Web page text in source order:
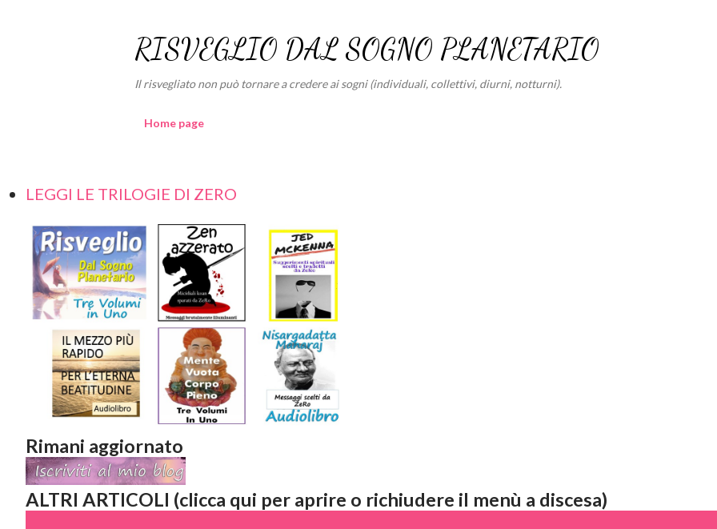
RISVEGLIO DAL SOGNO PLANETARIO
Il risvegliato non può tornare a credere ai sogni (individuali, collettivi, diurni, notturni).
Home page
LEGGI LE TRILOGIE DI ZERO
Rimani aggiornato
ALTRI ARTICOLI (clicca qui per aprire o richiudere il menù a discesa)